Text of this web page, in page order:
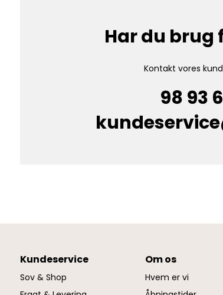
Har du
Kontakt vores
98 93
Kundeservice
Sov & Shop
Om os
Hvem er vi